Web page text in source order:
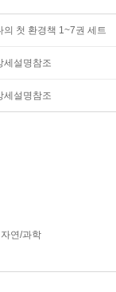
의 첫 환경책 1~7권 세트
세설명참조
세설명참조
자연/과학